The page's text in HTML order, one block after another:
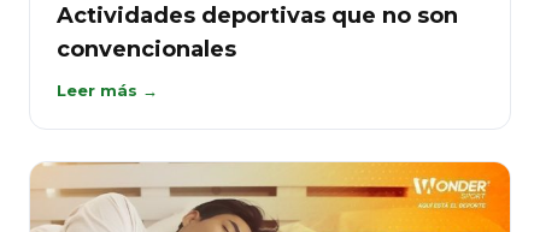
Actividades deportivas que no son
convencionales
Leer más →